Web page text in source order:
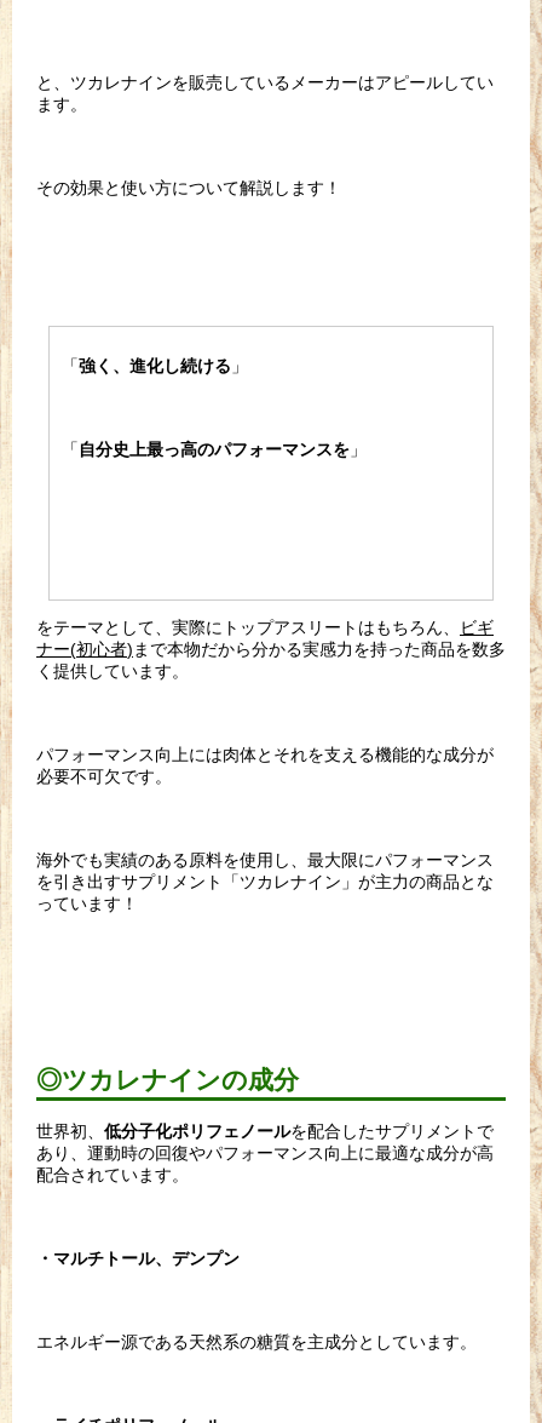
と、ツカレナインを販売しているメーカーはアピールしてい
ます。
その効果と使い方について解説します！
「強く、進化し続ける 」
「 自分史上最っ高のパフォーマンスを 」
をテーマとして、実際にトップアスリートはもちろん、
ビギ
ナー(初心者) まで本物だから分かる実感力を持った商品を数多
く提供しています。
パフォーマンス向上には肉体とそれを支える機能的な成分が
必要不可欠です。
海外でも実績のある原料を使用し、最大限にパフォーマンス
を引き出すサプリメント「ツカレナイン」が主力の商品とな
っています！
◎ツカレナインの成分
世界初、 低分子化ポリフェノールを配合したサプリメントで
あり、運動時の回復やパフォーマンス向上に最適な成分が高
配合されています。
・マルチトール、デンプン
エネルギー源である天然系の糖質を主成分としています。